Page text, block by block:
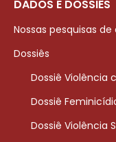
DADOS E DOSSIÊS
Nossas pesquisas de
Dossiês
Dossiê Violência
Dossiê
Dossiê Violência